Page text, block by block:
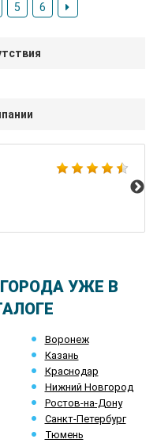
5 6
УЖЕ В
Воронеж
Казань
Краснодар
Нижний Новгород
Ростов-на-Дону
Санкт-Петербург
Тюмень